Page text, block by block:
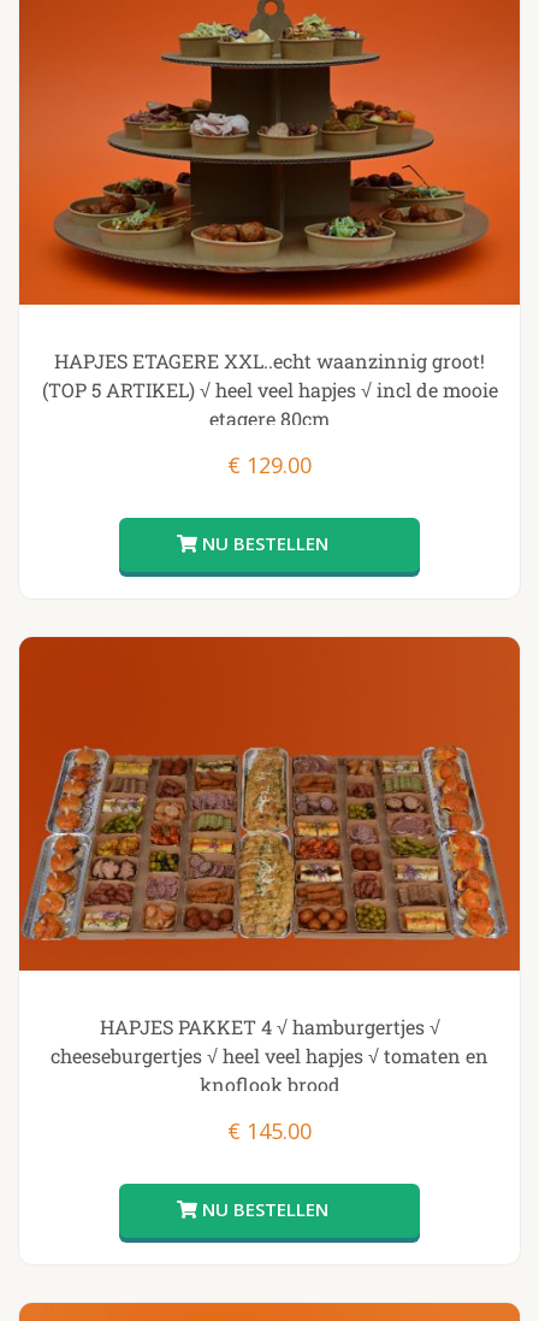
HAPJES ETAGERE XXL..echt waanzinnig groot!
(TOP 5 ARTIKEL) √ heel veel hapjes √ incl de mooie
etagere 80cm
€ 129.00
HAPJES PAKKET 4 √ hamburgertjes √
cheeseburgertjes √ heel veel hapjes √ tomaten en
knoflook brood
€ 145.00